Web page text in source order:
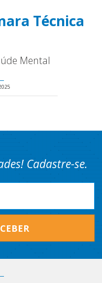
Técnica
Mental
Cadastre-se.